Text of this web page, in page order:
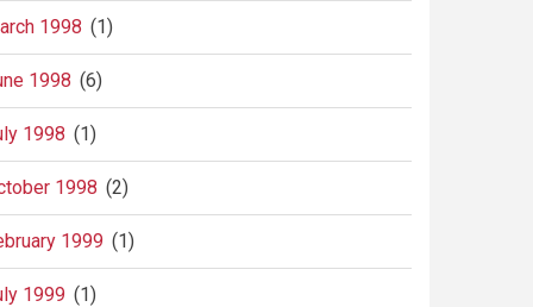
1998 (1)
1998 (6)
1998 (1)
1998 (2)
1999 (1)
1999 (1)